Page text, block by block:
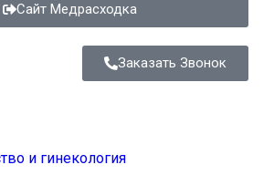
Сайт Медрасходка
Заказать Звонок
и гинекология